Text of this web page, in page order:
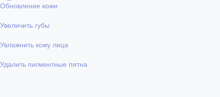
Обновление кожи
Увеличить губы
Увлажнить кожу лица
Удалить пигментные пятна